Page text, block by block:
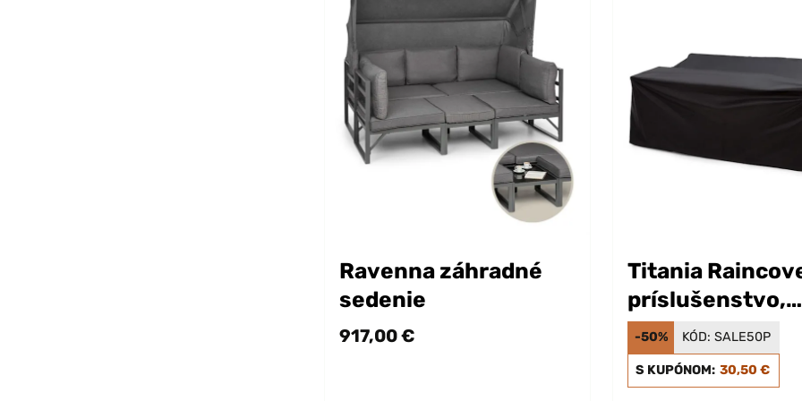
Ravenna záhradné
sedenie
917,00 €
Titania
príslušenstvo,
ochranný kryt
-50% KÓD: SALE50P
S KUPÓNOM: 30,50 €